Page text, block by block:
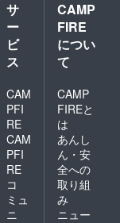
サ
ー
ビ
ス
CAM
PFI
RE
CAM
PFI
RE
コ
ミュ
ニ
CAMP
FIRE
につい
て
CAMP
FIREと
は
あんし
ん・安
全への
取り組
み
ニュー